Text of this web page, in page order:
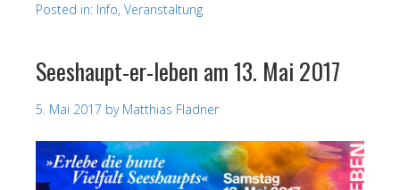
Posted in: Info, Veranstaltung
Seeshaupt-er-leben am 13. Mai 2017
5. Mai 2017 by Matthias Fladner